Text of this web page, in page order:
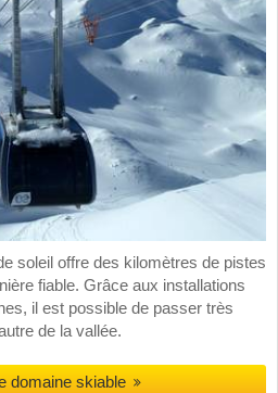
soleil offre des kilomètres de pistes
fiable. Grâce aux installations
il est possible de passer très
de la vallée.
domaine skiable